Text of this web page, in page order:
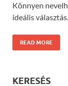
Könnyen
ideális választás.
READ MORE
KERESÉS